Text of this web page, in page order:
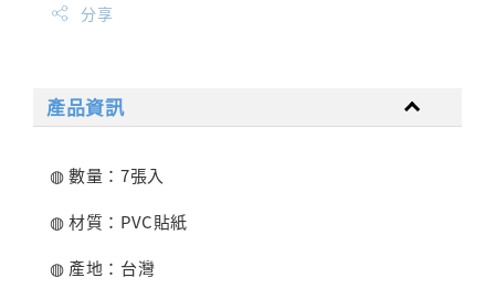
分享
產品資訊
◍ 數量：7張入
◍ 材質：PVC貼紙
◍ 產地：台灣